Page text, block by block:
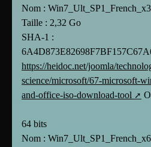
Nom :
Taille : 2,32 Go
SHA-1 :
https://heidoc.net/joomla/
science/microsoft/67-microsoft-
and-office-iso-download-tool
64 bits
Nom :